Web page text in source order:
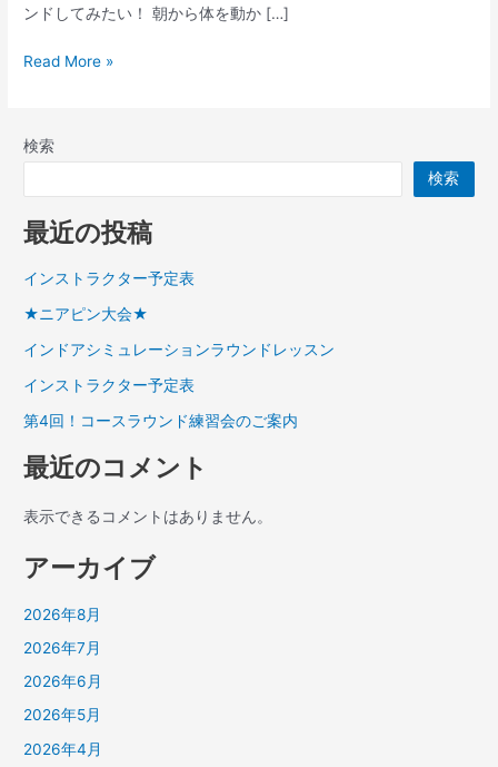
ンドしてみたい！ 朝から体を動か […]
Read More »
検索
検索
最近の投稿
インストラクター予定表
★ニアピン大会★
インドアシミュレーションラウンドレッスン
インストラクター予定表
第4回！コースラウンド練習会のご案内
最近のコメント
表示できるコメントはありません。
アーカイブ
2026年8月
2026年7月
2026年6月
2026年5月
2026年4月